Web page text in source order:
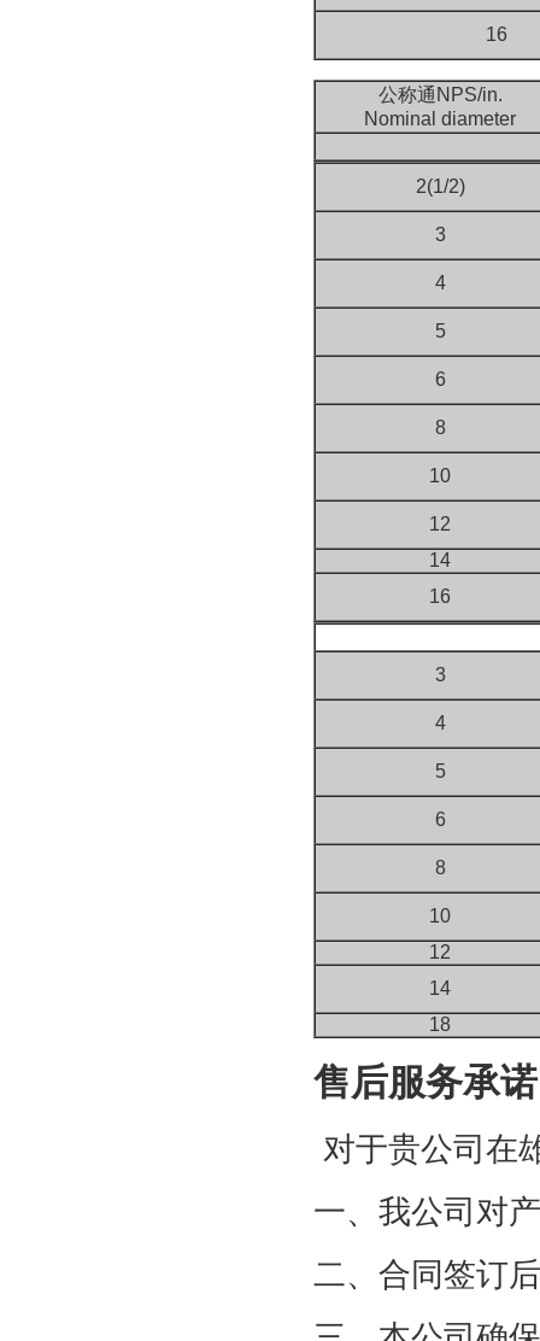
16
公称通NPS/in.
Nominal diameter
2(1/2)
3
4
5
6
8
10
12
14
16
3
4
5
6
8
10
12
14
18
售后服务承诺
对于贵公司在
一、我公司对
二、合同签订